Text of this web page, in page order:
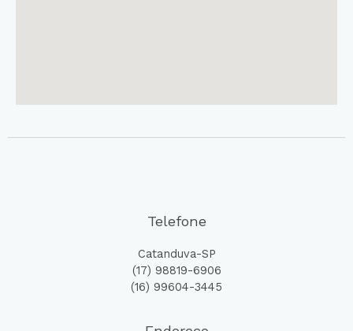
Telefone
Catanduva-SP
(17) 98819-6906
(16) 99604-3445